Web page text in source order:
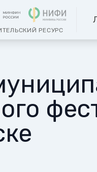
РЕСУРС